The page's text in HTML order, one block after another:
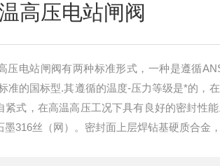
高压电站闸阀
压电站闸阀有两种标准形式，一种是遵循
准的国标型.其遵循的温度-压力等级是*的，
紧式，在高温高压工况下具有良好的密封性
墨316丝（网）。密封面上层焊钻基硬质合金